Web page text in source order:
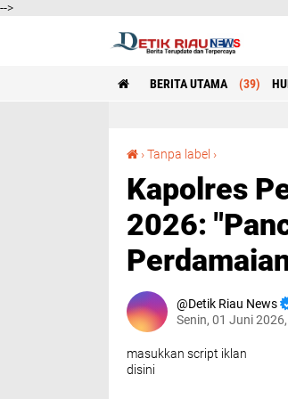
-->
BERITA UTAMA (39)
›Tanpa label ›
Kapolres
2026:
Detik Riau News
Senin, 01 Juni
masukkan script iklan
disini